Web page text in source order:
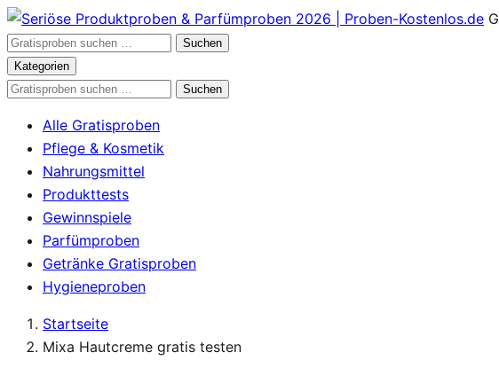
Zum
Inhalt
springen
Gratisproben
durchsuchen
Suchen
Kategorien
Gratisproben
Suchen
Alle Gratisproben
Pflege & Kosmetik
Nahrungsmittel
Produkttests
Gewinnspiele
Parfümproben
Getränke Gratisproben
Hygieneproben
Startseite
Mixa Hautcreme gratis testen